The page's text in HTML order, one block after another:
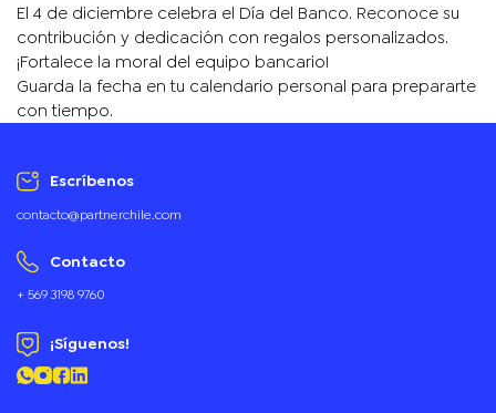
El 4 de diciembre celebra el Día del Banco. Reconoce su
contribución y dedicación con regalos personalizados.
¡Fortalece la moral del equipo bancario!
Guarda la fecha en tu calendario personal para prepararte
con tiempo.
Escríbenos
contacto@partnerchile.com
Contacto
+ 569 3198 9760
¡Síguenos!